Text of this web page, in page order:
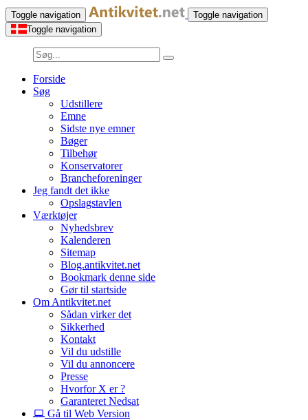
Toggle navigation
Toggle navigation
Toggle navigation
Forside
Søg
Udstillere
Emne
Sidste nye emner
Bøger
Tilbehør
Konservatorer
Brancheforeninger
Jeg fandt det ikke
Opslagstavlen
Værktøjer
Nyhedsbrev
Kalenderen
Sitemap
Blog.antikvitet.net
Bookmark denne side
Gør til startside
Om Antikvitet.net
Sådan virker det
Sikkerhed
Kontakt
Vil du udstille
Vil du annoncere
Presse
Hvorfor X er ?
Garanteret Nedsat
Gå til Web Version